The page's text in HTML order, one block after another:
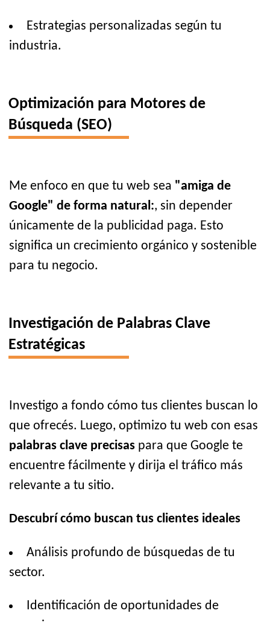
Estrategias personalizadas según tu
industria.
Optimización para Motores de
Búsqueda (SEO)
Me enfoco en que tu web sea "amiga de
Google" de forma natural:, sin depender
únicamente de la publicidad paga. Esto
significa un crecimiento orgánico y sostenible
para tu negocio.
Investigación de Palabras Clave
Estratégicas
Investigo a fondo cómo tus clientes buscan lo
que ofrecés. Luego, optimizo tu web con esas
palabras clave precisas para que Google te
encuentre fácilmente y dirija el tráfico más
relevante a tu sitio.
Descubrí cómo buscan tus clientes ideales
Análisis profundo de búsquedas de tu
sector.
Identificación de oportunidades de